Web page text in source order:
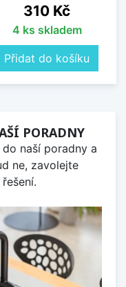
Cena
310 Kč
4 ks skladem
Přidat do košíku
PORADNY
naší poradny a
ne, zavolejte